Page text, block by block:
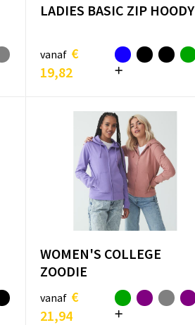
LADIES BASIC ZIP HOODY
vanaf €
19,82
WOMEN'S COLLEGE
ZOODIE
vanaf €
21,94